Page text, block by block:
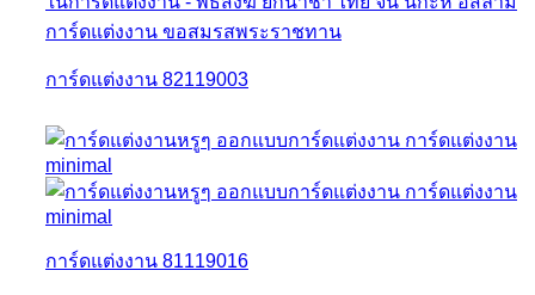
การ์ดแต่งงาน 82119003
การ์ดแต่งงาน 81119016